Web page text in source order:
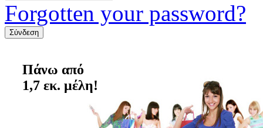
Forgotten your password?
Πάνω από
1,7 εκ. μέλη!